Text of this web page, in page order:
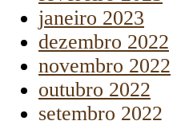
janeiro 2023
dezembro 2022
novembro 2022
outubro 2022
setembro 2022